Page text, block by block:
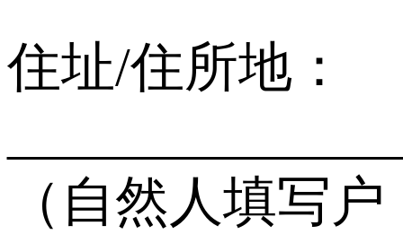
住址/住所地：
（自然人填写户